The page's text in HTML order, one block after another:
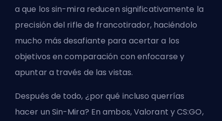
a que los sin-mira reducen significativamente la
precisión del rifle de francotirador, haciéndolo
mucho más desafiante para acertar a los
objetivos en comparación con enfocarse y
apuntar a través de las vistas.
Después de todo, ¿por qué incluso querrías
hacer un Sin-Mira? En ambos, Valorant y CS:GO,